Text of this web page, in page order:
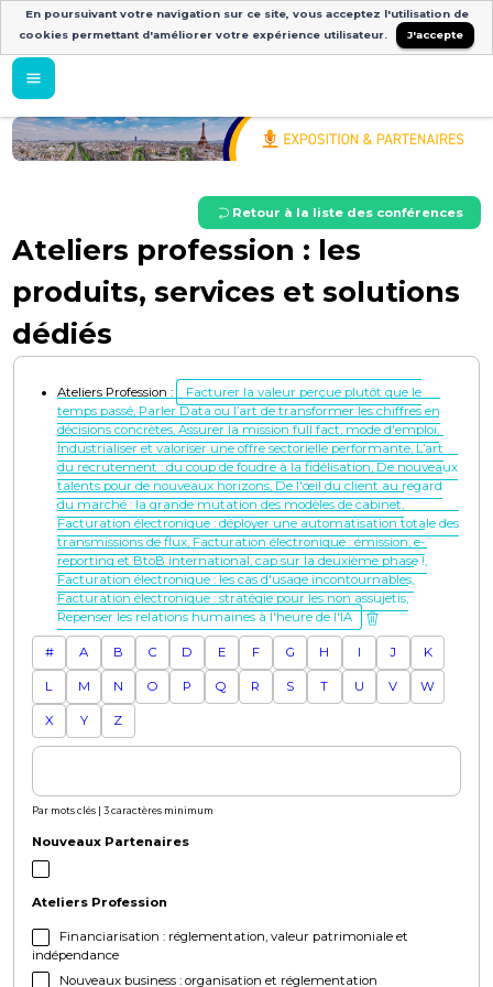
Retour à la liste des conférences
Ateliers profession : les
produits, services et solutions
dédiés
Ateliers Profession :
Facturer la valeur perçue plutôt que le
temps passé, Parler Data ou l’art de transformer les chiffres en
décisions concrètes, Assurer la mission full fact, mode d'emploi,
Industrialiser et valoriser une offre sectorielle performante, L’art
du recrutement : du coup de foudre à la fidélisation, De nouveaux
talents pour de nouveaux horizons, De l'œil du client au regard
du marché : la grande mutation des modèles de cabinet,
Facturation électronique : déployer une automatisation totale des
transmissions de flux, Facturation électronique : émission, e-
reporting et BtoB international, cap sur la deuxième phase !,
Facturation électronique : les cas d'usage incontournables,
Facturation électronique : stratégie pour les non assujetis,
Repenser les relations humaines à l'heure de l'IA
# A B C D E F G H I J K
L M N O P Q R S T U V W
X Y Z
Par mots clés | 3 caractères minimum
Nouveaux Partenaires
Ateliers Profession
Financiarisation : réglementation, valeur patrimoniale et
indépendance
Nouveaux business : organisation et réglementation
En poursuivant votre navigation sur ce site, vous acceptez l'utilisation de
cookies permettant d'améliorer votre expérience utilisateur.
J'accepte